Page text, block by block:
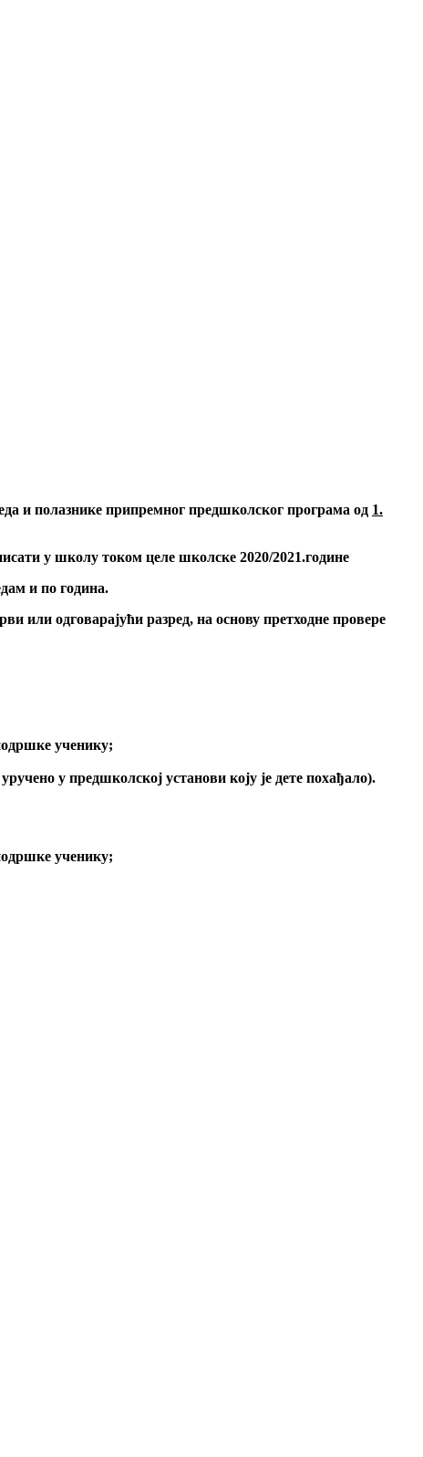
и полазнике припремног предшколског програма од 1.
у школу током целе школске 2020/2021.године
и по година.
или одговарајући разред, на основу претходне провере
ученику;
у предшколској установи коју је дете похађало).
ученику;